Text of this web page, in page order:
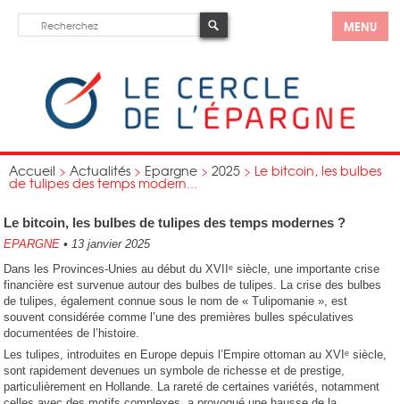
MENU
Accueil > Actualités > Epargne > 2025 > Le bitcoin, les bulbes
de tulipes des temps modern...
Le bitcoin, les bulbes de tulipes des temps modernes ?
EPARGNE • 13 janvier 2025
Dans les Provinces-Unies au début du XVIIᵉ siècle, une importante crise
financière est survenue autour des bulbes de tulipes. La crise des bulbes
de tulipes, également connue sous le nom de « Tulipomanie », est
souvent considérée comme l’une des premières bulles spéculatives
documentées de l’histoire.
Les tulipes, introduites en Europe depuis l’Empire ottoman au XVIᵉ siècle,
sont rapidement devenues un symbole de richesse et de prestige,
particulièrement en Hollande. La rareté de certaines variétés, notamment